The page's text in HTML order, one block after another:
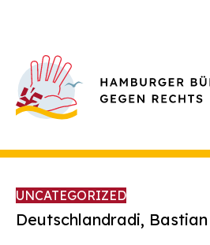
UNCATEGORIZED
Deutschlandradi,